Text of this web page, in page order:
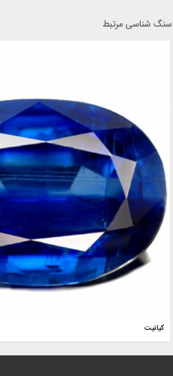
سنگ شناسی مرتبط
کیانیت